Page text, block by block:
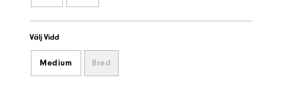
Välj Vidd
Medium Bred